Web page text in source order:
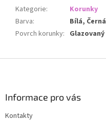
Kategorie:
Korunky
Barva:
Bílá, Černá
Povrch korunky: Glazovaný
Informace pro vás
Kontakty